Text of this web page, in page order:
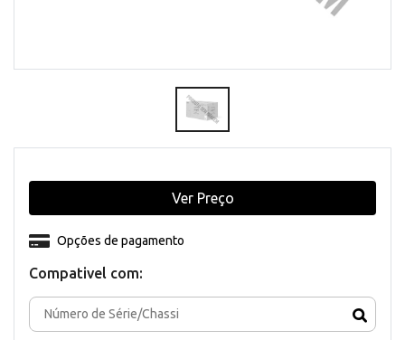
Compativel com:
Opções de pagamento
Ver Preço